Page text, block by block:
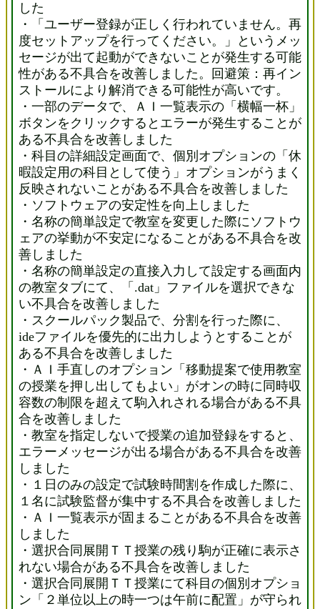
した
・「ユーザー登録が正しく行われていません。再
度セットアップを行ってください。」というメッ
セージが出て起動ができないことが発生する可能
性がある不具合を改善しました。回避策：再イン
ストールにより解消できる可能性が高いです。
・一部のデータで、ＡＩ一覧表示の「横幅一杯」
ボタンをクリックするとエラーが発生することが
ある不具合を改善しました
・科目の詳細設定画面で、個別オプションの「休
暇設定用の科目として使う」オプションがうまく
反映されないことがある不具合を改善しました
・ソフトウェアの安定性を向上しました
・名称の簡単設定で教室を変更した際にソフトウ
ェアの挙動が不安定になることがある不具合を改
善しました
・名称の簡単設定の直接入力して設定する画面内
の教室タブにて、「.dat」ファイルを選択できな
い不具合を改善しました
・スクールパック製品で、分割を行った際に、
ideファイルを優先的に出力しようとすることが
ある不具合を改善しました
・ＡＩ手直しのオプション「移動提案で使用教室
の授業を押し出してもよい」がオンの時に同時収
容数の制限を超えて駒入れされる場合がある不具
合を改善しました
・教室を指定しないで授業の追加登録をすると、
エラーメッセージが出る場合がある不具合を改善
しました
・１日のみの設定で試験時間割を作成した際に、
１名に試験監督が集中する不具合を改善しました
・ＡＩ一覧表示が固まることがある不具合を改善
しました
・選択合同展開ＴＴ授業の残り駒が正確に表示さ
れない場合がある不具合を改善しました
・選択合同展開ＴＴ授業にて科目の個別オプショ
ン「２単位以上の時一つは午前に配置」が守られ